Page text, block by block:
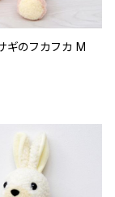
ギのフカフカ M